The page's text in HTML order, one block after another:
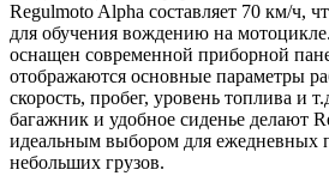
Regulmoto Alpha составляет 70 км/ч,
для обучения вождению на
оснащен современной приборной
отображаются основные параметры
скорость, пробег, уровень топлива и
багажник и удобное сиденье делают
идеальным выбором для ежедневных
небольших грузов.